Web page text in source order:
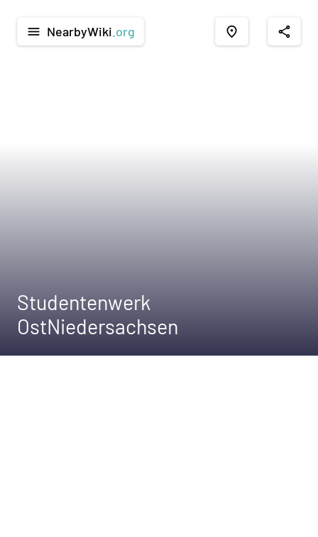
menu NearbyWiki .org place share
Studentenwerk
OstNiedersachsen